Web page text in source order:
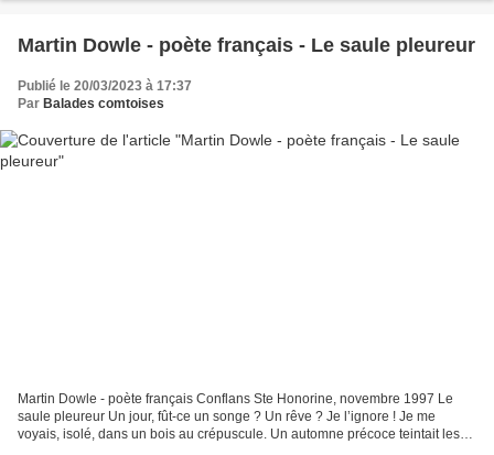
Martin Dowle - poète français - Le saule pleureur
Publié le 20/03/2023 à 17:37
Par Balades comtoises
Martin Dowle - poète français Conflans Ste Honorine, novembre 1997 Le
saule pleureur Un jour, fût-ce un songe ? Un rêve ? Je l’ignore ! Je me
voyais, isolé, dans un bois au crépuscule. Un automne précoce teintait les